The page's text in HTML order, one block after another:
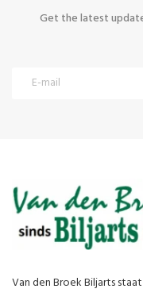
Get the latest
Van den Broek Biljarts